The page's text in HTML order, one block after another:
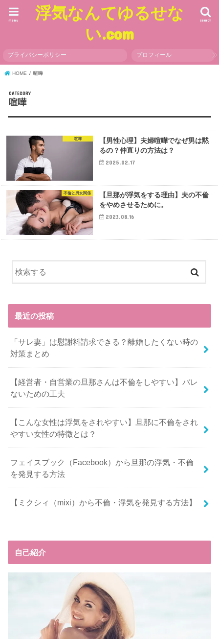
浮気なんてゆるせな
い.com
search
menu
プライバシーポリシー プロフィール
HOME 喧嘩
喧嘩
喧嘩
【男性心理】夫婦喧嘩でなぜ男は黙
るの？仲直りの方法は？
2025.02.17
不倫と男女関係
【旦那が浮気をする理由】夫の不倫
をやめさせるために。
2023.08.16
最近の投稿
「サレ妻」は慰謝料請求できる？離婚したくない時の
対策まとめ
【経営者・自営業の旦那さんは不倫をしやすい】バレ
ないための工夫
【こんな女性は浮気をされやすい】旦那に不倫をされ
やすい女性の特徴とは？
フェイスブック（Facebook）から旦那の浮気・不倫
を発見する方法
【ミクシィ（mixi）から不倫・浮気を発見する方法】
自己紹介